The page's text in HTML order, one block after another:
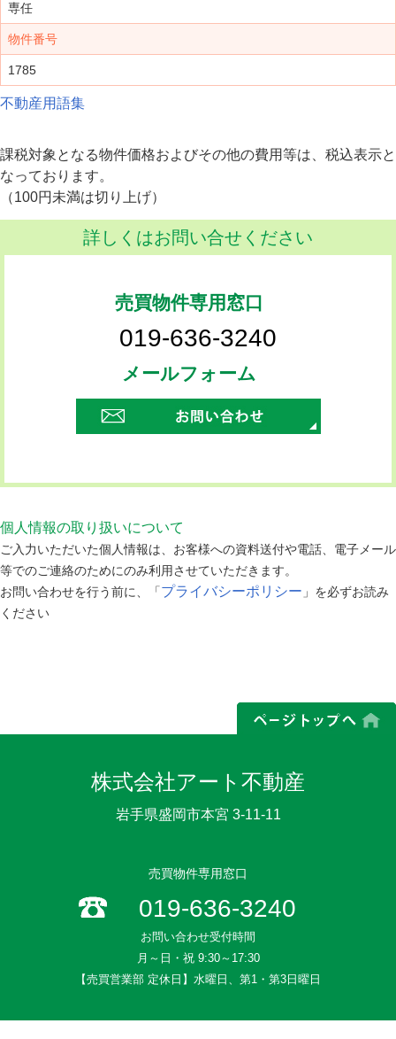
専任
物件番号
1785
不動産用語集
課税対象となる物件価格およびその他の費用等は、税込表示と
なっております。
（100円未満は切り上げ）
詳しくはお問い合せください
売買物件専用窓口
019-636-3240
メールフォーム
個人情報の取り扱いについて
ご入力いただいた個人情報は、お客様への資料送付や電話、電子メール
等でのご連絡のためにのみ利用させていただきます。
お問い合わせを行う前に、「プライバシーポリシー 」を必ずお読み
ください
株式会社アート不動産
岩手県盛岡市本宮 3-11-11
売買物件専用窓口
019-636-3240
お問い合わせ受付時間
月～日・祝 9:30～17:30
【売買営業部 定休日】水曜日、第1・第3日曜日